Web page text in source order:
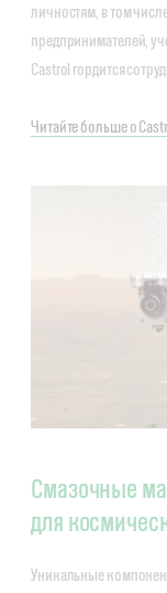
личностям, в том
предпринимателей,
Castrol гордится
Читайте больше о
Смазочные
для
Уникальные